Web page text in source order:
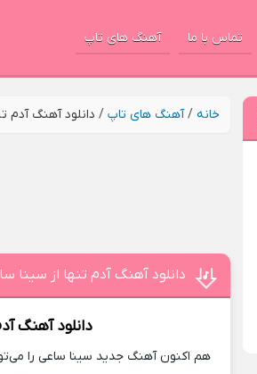
تماس با ما آهنگ های تاپ
خانه /آهنگ های تاپ / دانلود آهنگ آدم
دانلود آهنگ آدم تنها از سینا
دانلود آهنگ
هم اکنون آهنگ جدید سینا ساعی را